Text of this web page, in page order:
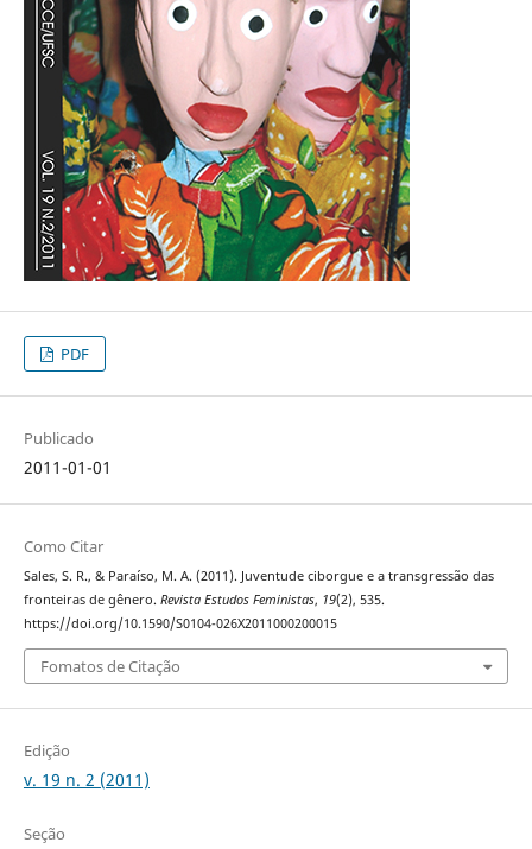
PDF
Publicado
2011-01-01
Como Citar
Sales, S. R., & Paraíso, M. A. (2011). Juventude ciborgue e a transgressão das
fronteiras de gênero. Revista Estudos Feministas, 19(2), 535.
https://doi.org/10.1590/S0104-026X2011000200015
Fomatos de Citação
Edição
v. 19 n. 2 (2011)
Seção